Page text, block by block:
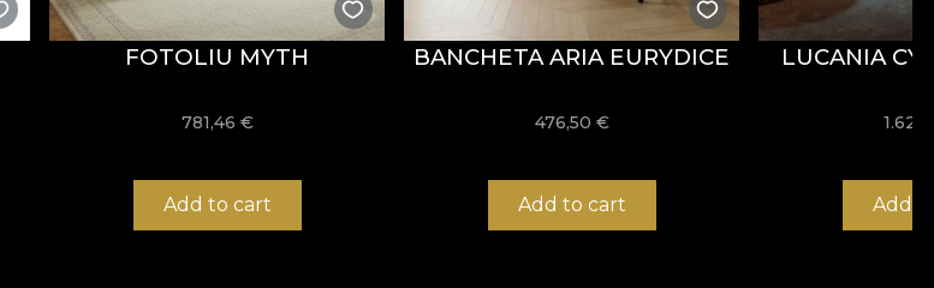
FOTOLIU MYTH
781,46 €
Add to cart
BANCHETA ARIA EURYDICE
476,50 €
Add to cart
LUCANIA
Add